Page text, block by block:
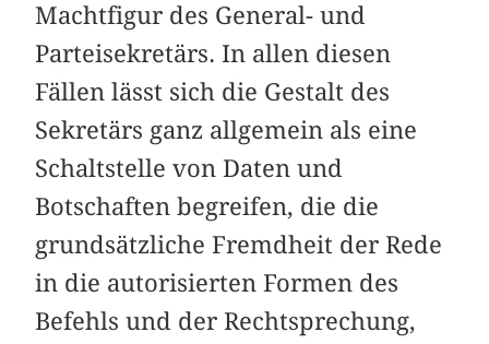
Machtfigur des General- und
Parteisekretärs. In allen diesen
Fällen lässt sich die Gestalt des
Sekretärs ganz allgemein als eine
Schaltstelle von Daten und
Botschaften begreifen, die die
grundsätzliche Fremdheit der Rede
in die autorisierten Formen des
Befehls und der Rechtsprechung,